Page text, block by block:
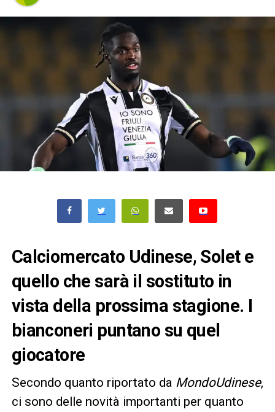
Calciomercato Udinese, Solet e
quello che sarà il sostituto in
vista della prossima stagione. I
bianconeri puntano su quel
giocatore
Secondo quanto riportato da MondoUdinese,
ci sono delle novità importanti per quanto